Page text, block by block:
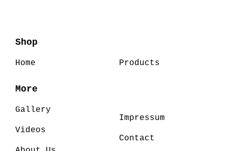
Shop
Home Products
More
Gallery
Videos
Impressum
Contact